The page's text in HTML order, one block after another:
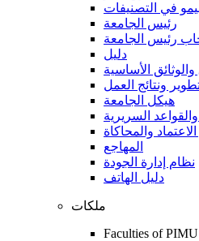
في التصنيفات
رئيس الجامعة
رئيس الجامعة
دليل
والوثائق الأساسية
ونتائج العمل
هيكل الجامعة
والقواعد السريرية
والمحاكاة
المهاجع
نظام إدارة الجودة
دليل الهاتف
ملكات
Faculties of PIMU